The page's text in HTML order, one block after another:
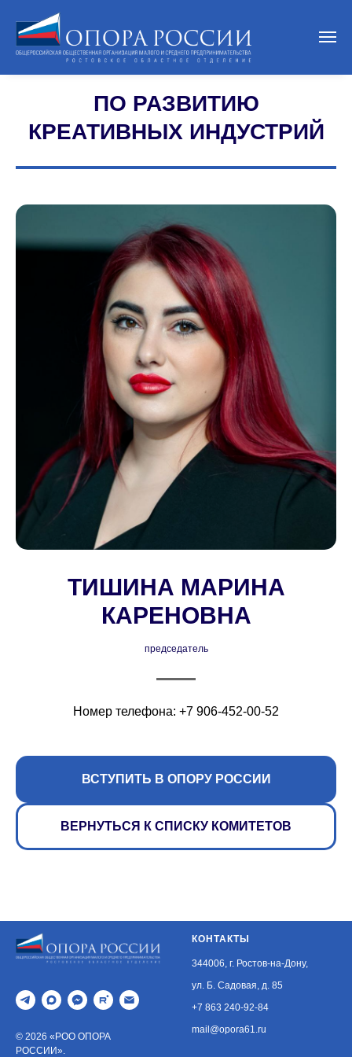
ПО РАЗВИТИЮ
КРЕАТИВНЫХ ИНДУСТРИЙ
ТИШИНА МАРИНА
КАРЕНОВНА
председатель
Номер телефона: +7 906-452-00-52
ВСТУПИТЬ В ОПОРУ РОССИИ
ВЕРНУТЬСЯ К СПИСКУ КОМИТЕТОВ
© 2026 «РОО ОПОРА
РОССИИ».
КОНТАКТЫ
344006, г. Ростов-на-Дону,
ул. Б. Садовая, д. 85
+7 863 240-92-84
mail@opora61.ru